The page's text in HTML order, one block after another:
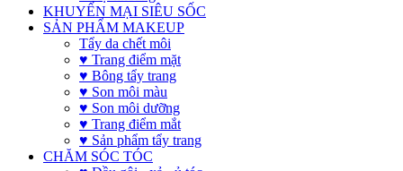
KHUYẾN MẠI SIÊU SỐC
SẢN PHẨM MAKEUP
Tẩy da chết môi
♥ Trang điểm mặt
♥ Bông tẩy trang
♥ Son môi màu
♥ Son môi dưỡng
♥ Trang điểm mắt
♥ Sản phẩm tẩy trang
CHĂM SÓC TÓC